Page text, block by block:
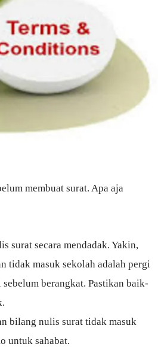
membuat surat. Apa aja
surat secara mendadak. Yakin,
tidak masuk sekolah adalah pergi
berangkat. Pastikan baik-
bilang nulis surat tidak masuk
untuk sahabat.